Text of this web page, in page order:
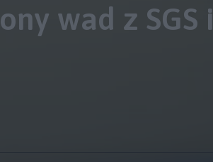
wad z SGS i